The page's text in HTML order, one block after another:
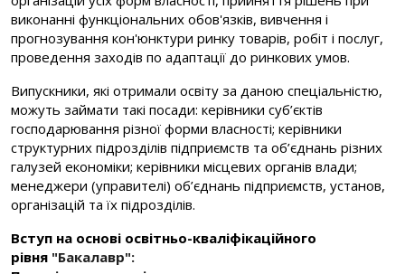
виконанні функціональних обов'язків, вивчення і
прогнозування кон'юнктури ринку товарів, робіт і послуг,
проведення заходів по адаптації до ринкових умов.
Випускники, які отримали освіту за даною спеціальністю,
можуть займати такі посади: керівники суб’єктів
господарювання різної форми власності; керівники
структурних підрозділів підприємств та об’єднань різних
галузей економіки; керівники місцевих органів влади;
менеджери (управителі) об’єднань підприємств, установ,
організацій та їх підрозділів.
Вступ на основі освітньо-кваліфікаційного
рівня "Бакалавр":